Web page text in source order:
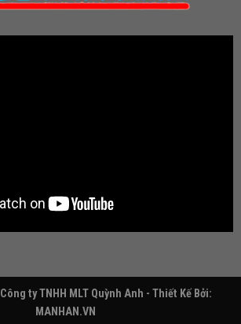
Công ty TNHH MLT Quỳnh Anh - Thiết Kế Bởi:
MANHAN.VN